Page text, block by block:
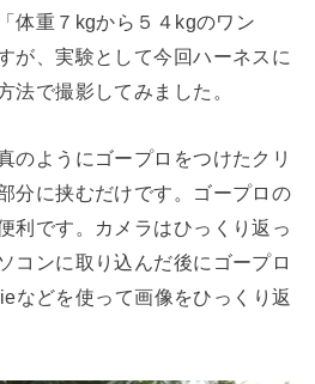
体重７kgから５４kgのワン
が、実験として今回ハーネスに
法で撮影してみました。
のようにゴープロをつけたクリ
分に挟むだけです。ゴープロの
利です。カメラはひっくり返っ
コンに取り込んだ後にゴープロ
などを使って画像をひっくり返